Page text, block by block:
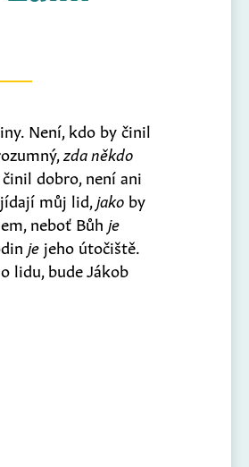
Není, kdo by činil
zda někdo
dobro, není ani
můj lid, jako by
neboť Bůh je
je jeho útočiště.
lidu, bude Jákob